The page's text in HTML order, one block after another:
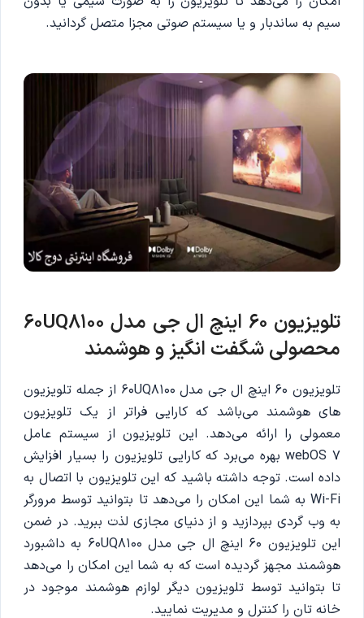
سیم به ساندبار و یا سیستم صوتی مجزا متصل گردانید.
تلویزیون 60 اینچ ال جی مدل 60UQ8100
محصولی شگفت انگیز و هوشمند
تلویزیون 60 اینچ ال جی مدل 60UQ8100 از جمله تلویزیون
های هوشمند می‌باشد که کارایی فراتر از یک تلویزیون
معمولی را ارائه می‌دهد. این تلویزیون از سیستم عامل
webOS 7 بهره می‌برد که کارایی تلویزیون را بسیار افزایش
داده است. توجه داشته باشید که این تلویزیون با اتصال به
Wi-Fi به شما این امکان را می‌دهد تا بتوانید توسط مرورگر
به وب گردی بپردازید و از دنیای مجازی لذت ببرید. در ضمن
این تلویزیون 60 اینچ ال جی مدل 60UQ8100 به داشبورد
هوشمند مجهز گردیده است که به شما این امکان را می‌دهد
تا بتوانید توسط تلویزیون دیگر لوازم هوشمند موجود در
خانه تان را کنترل و مدیریت نمایید.